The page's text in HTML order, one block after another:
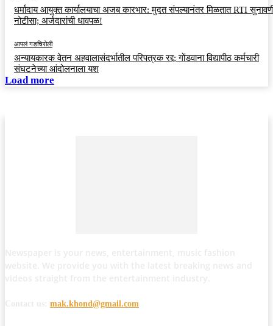
धर्मादाय आयुक्त कार्यालयाचा अजब कारभार: मुदत संपल्यानंतर मिळतात RTI
नोटीसा; अर्जदारांची धावपळ!
आपलं गडचिरोली
अन्यायकारक वेतन अहवालासंदर्भातील परिपत्रक रद्द; गोंडवाना विद्यापीठ कर्मचारी
संघटनेच्या आंदोलनाला यश
Load more
mak.khond@gmail.com